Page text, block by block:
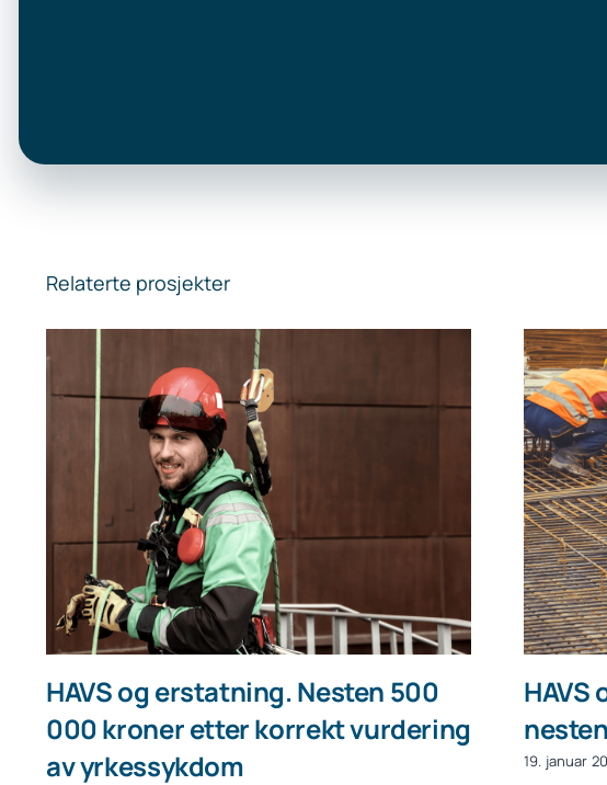
Relaterte prosjekter
HAVS og erstatning. Nesten 500
000 kroner etter korrekt vurdering
av yrkessykdom
HAVS
19. januar